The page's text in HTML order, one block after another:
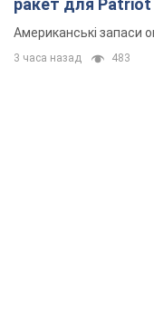
ракет для Patriot
Американські запаси
3 часа назад 483